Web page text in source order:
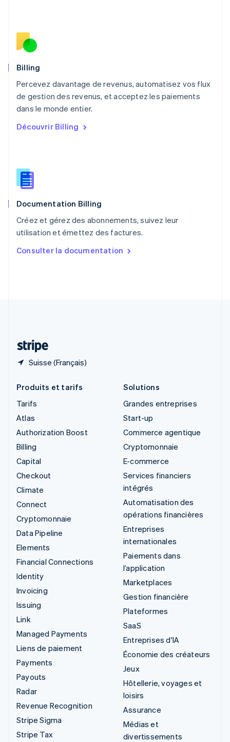
Billing
Percevez davantage de revenus, automatisez vos flux
de gestion des revenus, et acceptez les paiements
dans le monde entier.
Découvrir Billing
Documentation Billing
Créez et gérez des abonnements, suivez leur
utilisation et émettez des factures.
Consulter la documentation
Suisse (Français)
English
Nouvelle-Zélande
English
NederlandsEnglish
Pologne
English
Português English
English
Roumanie
Royaume-Uni
Singapour
English 简体中文
English
Produits et tarifs
Tarifs
Atlas
Authorization Boost
Billing
Capital
Checkout
Climate
Connect
Cryptomonnaie
Data Pipeline
Elements
Financial Connections
Identity
Invoicing
Issuing
Link
Managed Payments
Liens de paiement
Payments
Payouts
Radar
Revenue Recognition
Stripe Sigma
Stripe Tax
Solutions
Grandes entreprises
Start-up
Commerce agentique
Cryptomonnaie
E-commerce
Services financiers
intégrés
Automatisation des
opérations financières
Entreprises
internationales
Paiements dans
l’application
Marketplaces
Gestion financière
Plateformes
SaaS
Entreprises d'IA
Économie des créateurs
Jeux
Hôtellerie, voyages et
loisirs
Assurance
Médias et
divertissements